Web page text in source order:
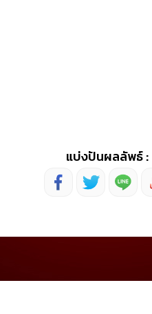
แบ่งปันผลลัพธ์ :